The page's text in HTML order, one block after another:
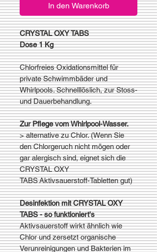
In den Warenkorb
CRYSTAL OXY TABS
Dose 1 Kg
Chlorfreies Oxidationsmittel für
private Schwimmbäder und
Whirlpools. Schnelllöslich, zur Stoss-
und Dauerbehandlung.
Zur Pflege vom Whirlpool-Wasser.
> alternative zu Chlor. (Wenn Sie
den Chlorgeruch nicht mögen oder
gar alergisch sind, eignet sich die
CRYSTAL OXY
TABS Aktivsauerstoff-Tabletten gut)
Desinfektion mit CRYSTAL OXY
TABS - so funktioniert's
Aktivsauerstoff wirkt ähnlich wie
Chlor und zersetzt organische
Verunreinigungen und Bakterien im